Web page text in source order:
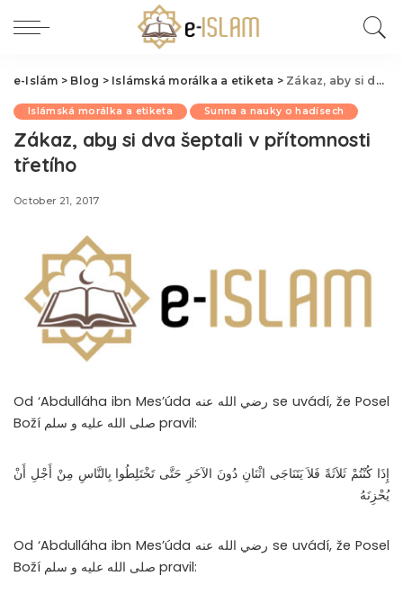
e-Islám > Blog > Islámská morálka a etiketa > Zákaz, aby si dva šeptali v přítomnosti třetího
Islámská morálka a etiketa Sunna a nauky o hadísech
Zákaz, aby si dva šeptali v přítomnosti
třetího
October 21, 2017
Od ‘Abdulláha ibn Mes’úda رضي الله عنه se uvádí, že Posel
Boží صلى الله عليه و سلم pravil:
إِذَا كُنْتُمْ ثَلاَثَةً فَلاَ يَتَنَاجَى اثْنَانِ دُونَ الآخَرِ حَتَّى تَخْتَلِطُوا بِالنَّاسِ مِنْ أَجْلِ أَنْ
يُحْزِنَهُ
Od ‘Abdulláha ibn Mes’úda رضي الله عنه se uvádí, že Posel
Boží صلى الله عليه و سلم pravil: